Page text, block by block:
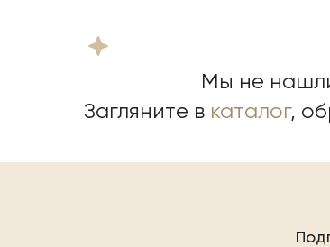
Мы не
Загляните в каталог,